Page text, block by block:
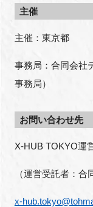
主催
主催：東京都
事務局：合同会社
事務局）
お問い合わせ先
X-HUB TOKYO運
（運営受託者：合
x-